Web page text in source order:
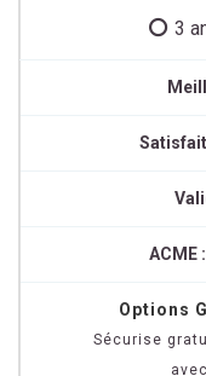
3
ACME :
Options
Sécurise